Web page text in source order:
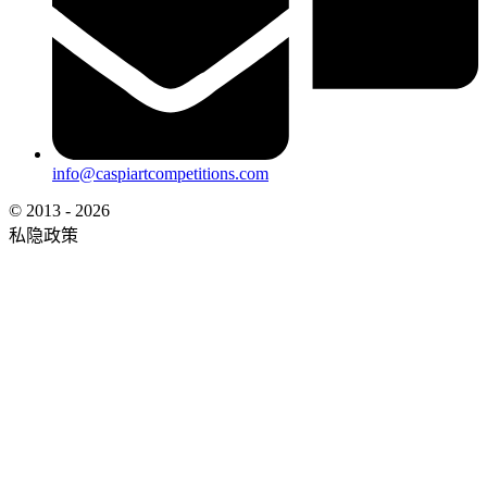
info@caspiartcompetitions.com
© 2013 - 2026
私隐政策